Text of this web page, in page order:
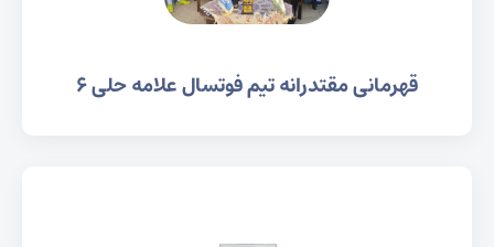
قهرمانی مقتدرانه تیم فوتسال علامه حلی ۶